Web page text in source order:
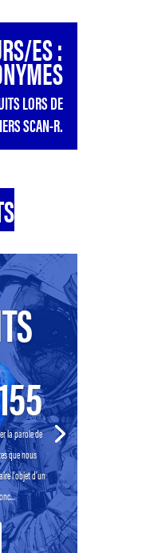
ES :
LORS DE
SCAN-R.
la parole de
que nous
l’objet d’un